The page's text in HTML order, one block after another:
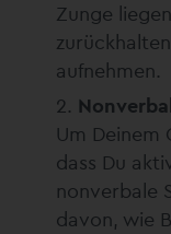
Zunge
aufnehmen.
Um Deinem
dass Du
nonverbale
davon, wie